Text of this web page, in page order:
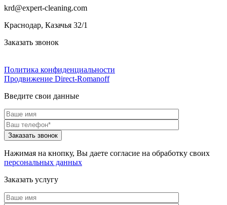
krd@expert-cleaning.com
Краснодар, Казачья 32/1
Заказать звонок
Политика конфиденциальности
Продвижение Direct‑Romanoff
Введите свои данные
Нажимая на кнопку, Вы даете согласие на обработку своих
персональных данных
Заказать услугу